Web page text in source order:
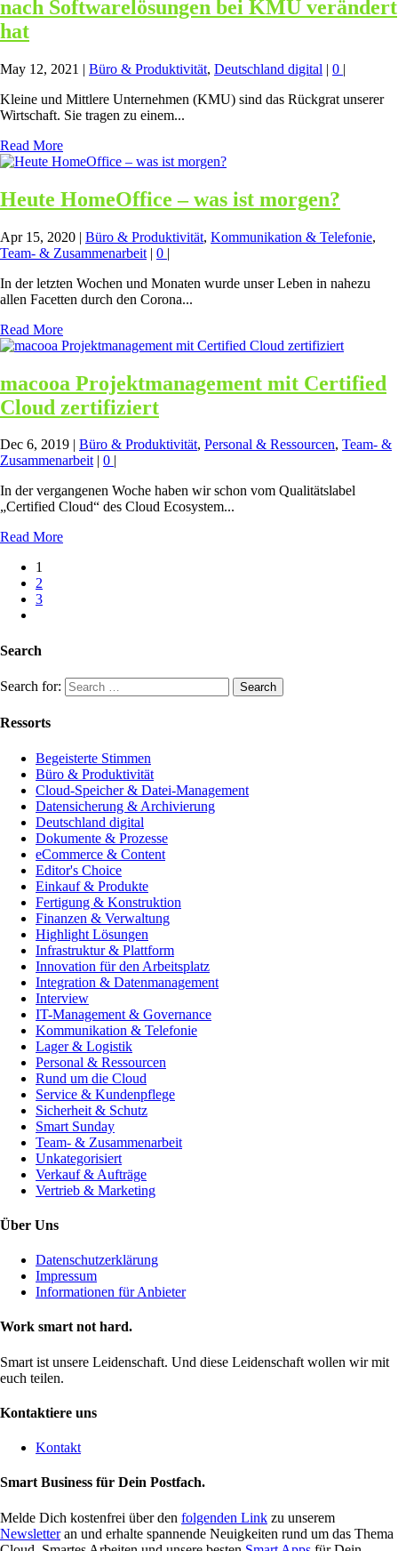
nach Softwarelösungen bei KMU verändert
hat
May 12, 2021 | Büro & Produktivität, Deutschland digital | 0 |
Kleine und Mittlere Unternehmen (KMU) sind das Rückgrat unserer
Wirtschaft. Sie tragen zu einem...
Read More
Heute HomeOffice – was ist morgen?
Apr 15, 2020 | Büro & Produktivität, Kommunikation & Telefonie,
Team- & Zusammenarbeit | 0 |
In der letzten Wochen und Monaten wurde unser Leben in nahezu
allen Facetten durch den Corona...
Read More
macooa Projektmanagement mit Certified
Cloud zertifiziert
Dec 6, 2019 Büro & Produktivität, Personal & Ressourcen, Team- &
Zusammenarbeit| 0
In der vergangenen Woche haben wir schon vom Qualitätslabel
„Certified Cloud“ des Cloud Ecosystem...
Read More
1
2
3
Search
Search for:
Ressorts
Begeisterte Stimmen
Büro & Produktivität
Cloud-Speicher & Datei-Management
Datensicherung & Archivierung
Deutschland digital
Dokumente & Prozesse
eCommerce & Content
Editor's Choice
Einkauf & Produkte
Fertigung & Konstruktion
Finanzen & Verwaltung
Highlight Lösungen
Infrastruktur & Plattform
Innovation für den Arbeitsplatz
Integration & Datenmanagement
Interview
IT-Management & Governance
Kommunikation & Telefonie
Lager & Logistik
Personal & Ressourcen
Rund um die Cloud
Service & Kundenpflege
Sicherheit & Schutz
Smart Sunday
Team- & Zusammenarbeit
Unkategorisiert
Verkauf & Aufträge
Vertrieb & Marketing
Über Uns
Datenschutzerklärung
Impressum
Informationen für Anbieter
Work smart not hard.
Smart ist unsere Leidenschaft. Und diese Leidenschaft wollen wir mit
euch teilen.
Kontaktiere uns
Kontakt
Smart Business für Dein Postfach.
Melde Dich kostenfrei über den folgenden Link zu unserem
Newsletteran und erhalte spannende Neuigkeiten rund um das Thema